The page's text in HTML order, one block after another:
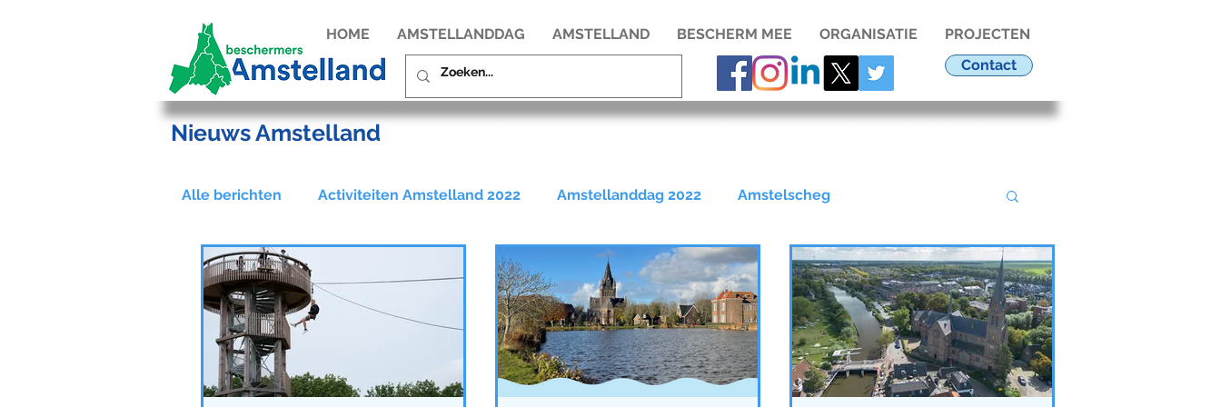
HOME AMSTELLANDDAG AMSTELLAND BESCHERM MEE ORGANISATIE
PROJECTEN
Contact
Nieuws Amstelland
Alle berichten Activiteiten Amstelland 2022 Amstellanddag 2022 Amstelscheg
Actie tegen windturbines Amstelland Rondehoep Bovenkerkerpolder Ondernemers
Manifest Amstellanddag 2018 Amstellanddag 2019 Evenementen